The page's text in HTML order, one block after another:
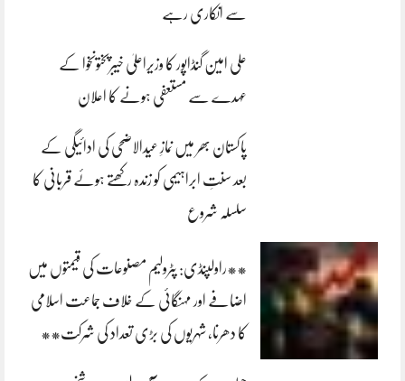
سے انکاری رہے
علی امین گنڈاپور کا وزیراعلیٰ خیبرپختونخوا کے
عہدے سے مستعفی ہونے کا اعلان
پاکستان بھر میں نمازِ عیدالاضحی کی ادائیگی کے
بعد سنتِ ابراہیمی کو زندہ رکھتے ہوئے قربانی کا
سلسلہ شروع
**راولپنڈی: پٹرولیم مصنوعات کی قیمتوں میں
اضافے اور مہنگائی کے خلاف جماعت اسلامی
کا دھرنا، شہریوں کی بڑی تعداد کی شرکت**